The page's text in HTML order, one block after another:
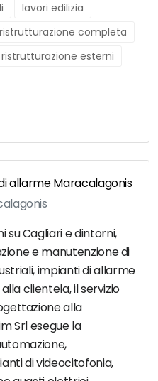
lavori edilizia
ristrutturazione completa
ristrutturazione esterni
allarme Maracalagonis
su Cagliari e dintorni,
e manutenzione di
impianti di allarme
clientela, il servizio
alla
Srl esegue la
di videocitofonia,